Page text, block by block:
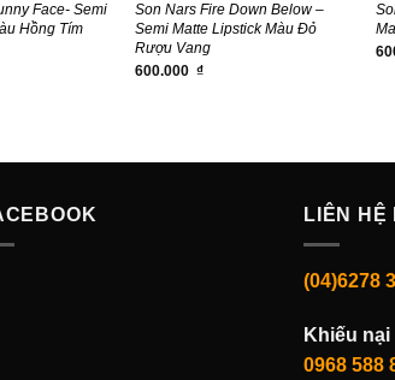
Face- Semi
Hồng Tím
Son Nars Fire Down Below –
Semi Matte Lipstick Màu Đỏ
Rượu Vang
600.000 ₫
LIÊN HỆ
(04)6278
Khiếu
0968 588